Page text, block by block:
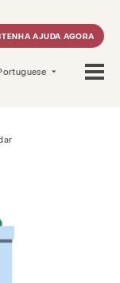
AJUDA AGORA